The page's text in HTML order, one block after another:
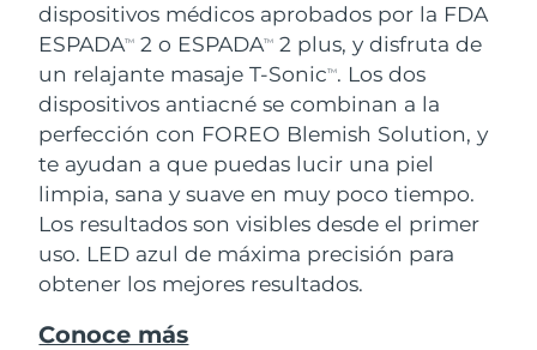
dispositivos médicos aprobados por la FDA
ESPADATM 2 o ESPADATM
2 plus, y disfruta de
un relajante masaje T-SonicTM. Los dos
dispositivos antiacné se combinan a la
perfección con FOREO Blemish Solution, y
te ayudan a que puedas lucir una piel
limpia, sana y suave en muy poco tiempo.
Los resultados son visibles desde el primer
uso. LED azul de máxima precisión para
obtener los mejores resultados.
Conoce más